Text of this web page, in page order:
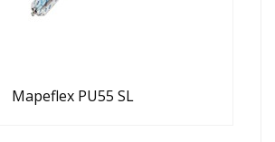
Mapeflex PU55 SL